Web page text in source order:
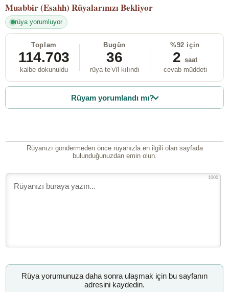
Muabbir (Esahh) Rüyalarınızı Bekliyor
rüya yorumluyor
Toplam
114.703
kalbe dokunuldu
Bugün
36
rüya te’vîl kılındı
%92 için
2 saat
cevab müddeti
Rüyam yorumlandı mı?
Rüyanızı göndermeden önce rüyanızla en ilgili olan sayfada
bulunduğunuzdan emin olun.
1000
Rüya yorumunuza daha sonra ulaşmak için bu sayfanın
adresini kaydedin.